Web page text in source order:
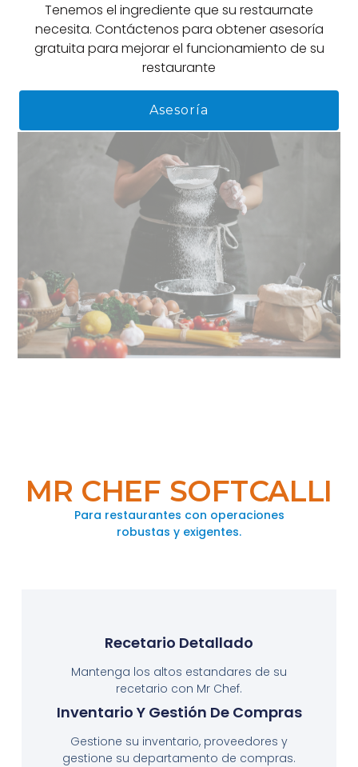
Tenemos el ingrediente que su restaurnate
necesita. Contáctenos para obtener asesoría
gratuita para mejorar el funcionamiento de su
restaurante
Asesoría
Recetario Detallado
Mantenga los altos estandares de su
recetario con Mr Chef.
Inventario Y Gestión De Compras
Gestione su inventario, proveedores y
gestione su departamento de compras.
MR CHEF SOFTCALLI
Para restaurantes con operaciones
robustas y exigentes.